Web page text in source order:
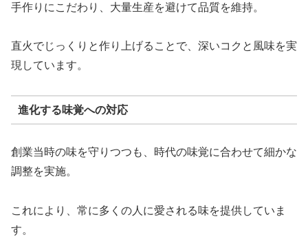
手作りにこだわり、大量生産を避けて品質を維持。
直火でじっくりと作り上げることで、深いコクと風味を実
現しています。
進化する味覚への対応
創業当時の味を守りつつも、時代の味覚に合わせて細かな
調整を実施。
これにより、常に多くの人に愛される味を提供していま
す。